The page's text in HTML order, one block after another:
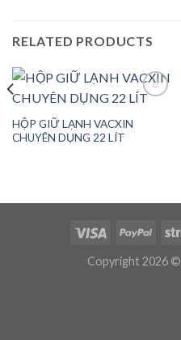
RELATED PRODUCTS
HỘP GIỮ LẠNH VACXIN
CHUYÊN DỤNG 22 LÍT
Copyright 2026 ©